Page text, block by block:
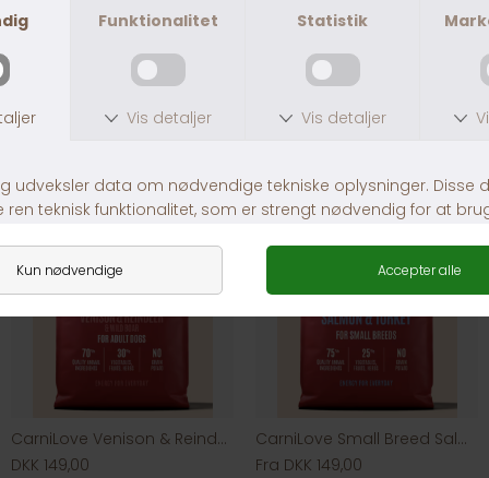
Andre købte også
CarniLove Venison & Reindeer & Wild Boar
DKK 149,00
CarniLove Small Breed Salmon & Turkey
Fra DKK 149,00